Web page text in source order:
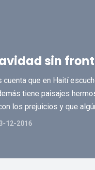
sin
cuenta que en Haití
tiene paisajes
los prejuicios y que
12-2016